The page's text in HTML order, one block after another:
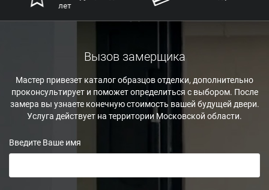
лет
Вызов замерщика
Мастер привезет каталог образцов отделки, дополнительно
проконсультирует и поможет определиться с выбором. После
замера вы узнаете конечную стоимость вашей будущей двери.
Услуга действует на территории Московской области.
Введите Ваше имя